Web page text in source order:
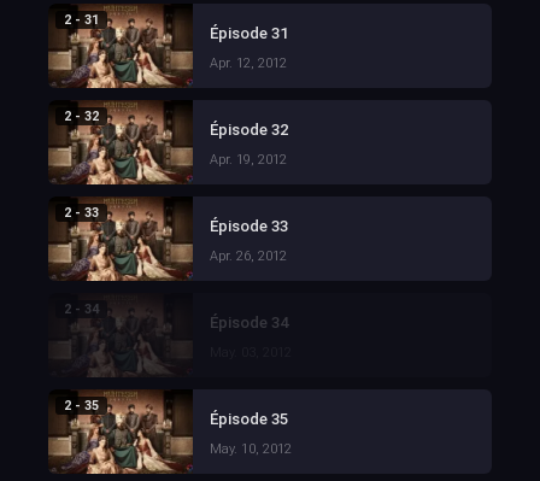
2 - 31
Épisode 31
Apr. 12, 2012
2 - 32
Épisode 32
Apr. 19, 2012
2 - 33
Épisode 33
Apr. 26, 2012
2 - 34
Épisode 34
2 - 35
Épisode 35
May. 10, 2012